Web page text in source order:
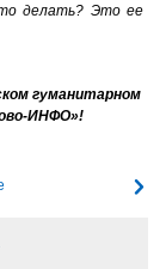
делать? Это ее
гуманитарном
ИНФО»!